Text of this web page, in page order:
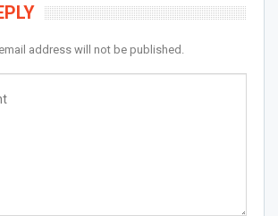
address will not be published.